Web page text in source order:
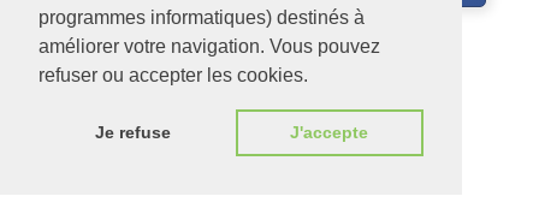
programmes informatiques) destinés à
améliorer votre navigation. Vous pouvez
refuser ou accepter les cookies.
Je refuse J'accepte